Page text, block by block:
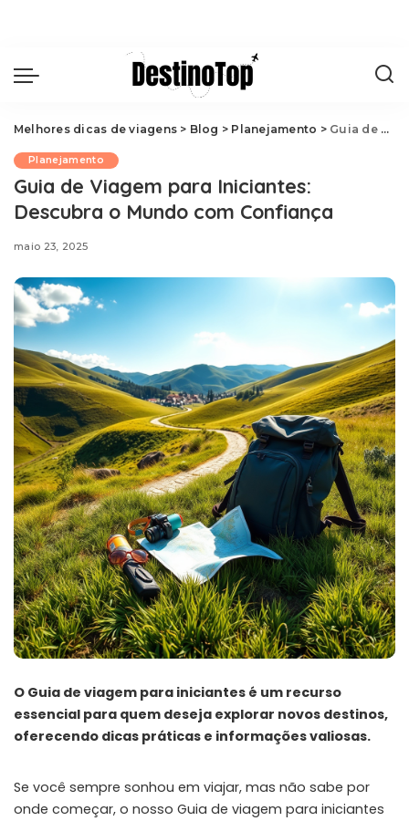
Melhores dicas de viagens > Blog > Planejamento > Guia de Viagem para Iniciantes: Descubra o Mundo com Confiança
Planejamento
Guia de Viagem para Iniciantes:
Descubra o Mundo com Confiança
maio 23, 2025
O Guia de viagem para iniciantes é um recurso
essencial para quem deseja explorar novos destinos,
oferecendo dicas práticas e informações valiosas.
Se você sempre sonhou em viajar, mas não sabe por
onde começar, o nosso Guia de viagem para iniciantes